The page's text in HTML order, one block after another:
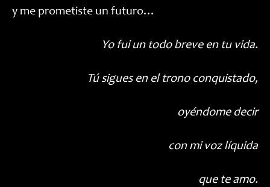
y me prometiste un futuro…
Yo fui un todo breve en tu vida.
Tú sigues en el trono conquistado,
oyéndome decir
con mi voz líquida
que te amo.